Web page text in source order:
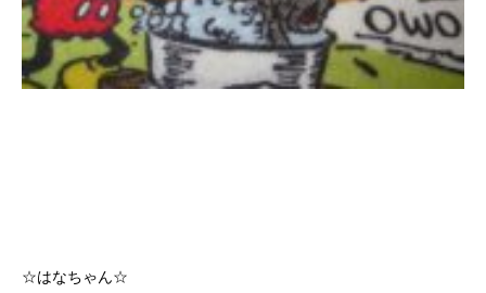
☆はなちゃん☆